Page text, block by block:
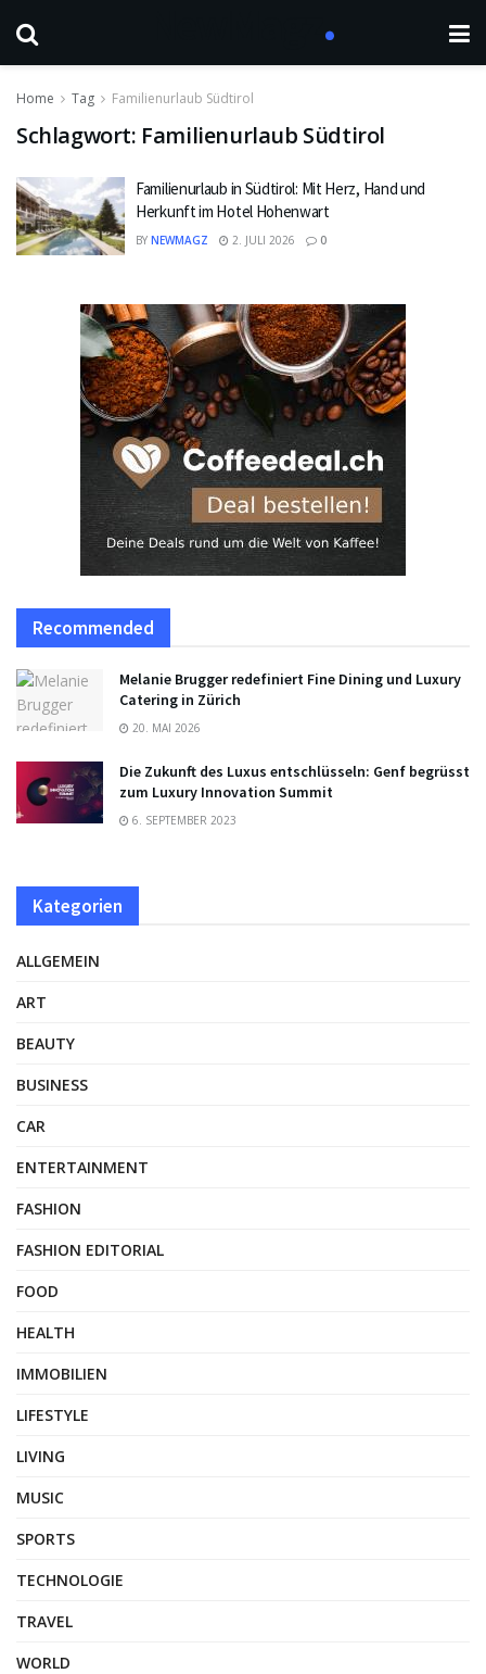
Home Tag Familienurlaub Südtirol
Schlagwort: Familienurlaub Südtirol
Familienurlaub in Südtirol: Mit Herz, Hand und
Herkunft im Hotel Hohenwart
BY NEWMAGZ 2. JULI 2026 0
Recommended
Melanie Brugger redefiniert Fine Dining und Luxury
Catering in Zürich
20. MAI 2026
Die Zukunft des Luxus entschlüsseln: Genf begrüsst
zum Luxury Innovation Summit
6. SEPTEMBER 2023
Kategorien
ALLGEMEIN
ART
BEAUTY
BUSINESS
CAR
ENTERTAINMENT
FASHION
FASHION EDITORIAL
FOOD
HEALTH
IMMOBILIEN
LIFESTYLE
LIVING
MUSIC
SPORTS
TECHNOLOGIE
TRAVEL
WORLD